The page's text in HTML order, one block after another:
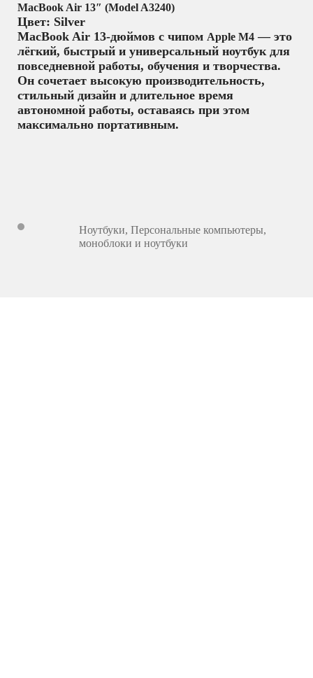
MacBook Air 13″ (Model A3240)
Цвет: Silver
MacBook Air 13-дюймов с чипом Apple M4 — это
лёгкий, быстрый и универсальный ноутбук для
повседневной работы, обучения и творчества.
Он сочетает высокую производительность,
стильный дизайн и длительное время
автономной работы, оставаясь при этом
максимально портативным.
Ноутбуки, Персональные компьютеры,
моноблоки и ноутбуки